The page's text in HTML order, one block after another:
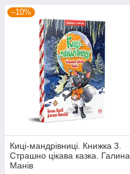
–10%
Киці-мандрівниці. Книжка 3.
Страшно цікава казка. Галина
Манів